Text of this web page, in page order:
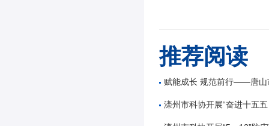
推荐阅读
赋能成长 规范前行——唐山市公路学会举办公路工
滦州市科协开展“奋进十五五 科技谱新篇”全国